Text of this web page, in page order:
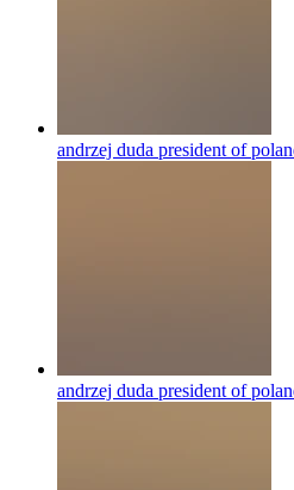
andrzej duda president of
andrzej duda president of